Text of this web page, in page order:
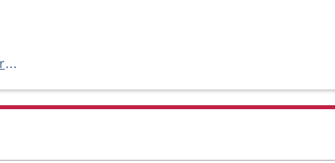
https://regionvarmland.se/tandvard/vara-kliniker/allmantandvard/amotfors